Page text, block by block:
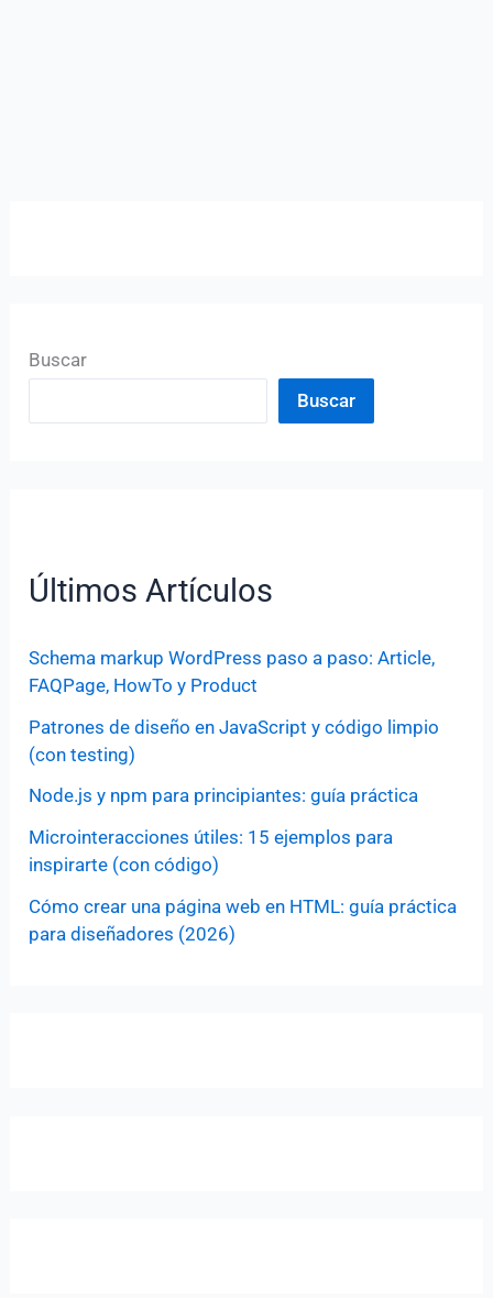
Buscar
Buscar
Últimos Artículos
Schema markup WordPress paso a paso: Article,
FAQPage, HowTo y Product
Patrones de diseño en JavaScript y código limpio
(con testing)
Node.js y npm para principiantes: guía práctica
Microinteracciones útiles: 15 ejemplos para
inspirarte (con código)
Cómo crear una página web en HTML: guía práctica
para diseñadores (2026)